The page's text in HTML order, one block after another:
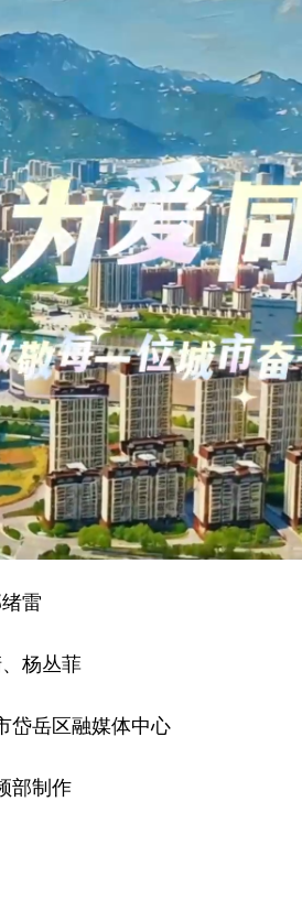
雷
杨丛菲
岱岳区融媒体中心
部制作